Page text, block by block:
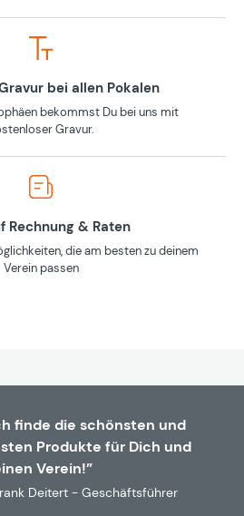
bei allen Pokalen
bekommst Du bei uns mit
Gravur.
Rechnung & Raten
die am besten zu deinem
Verein passen
finde die schönsten und
Produkte für Dich und
Verein!”
Deitert - Geschäftsführer